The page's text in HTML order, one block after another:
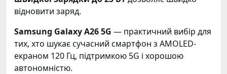
відновити заряд.
Samsung Galaxy A26 5G — практичний вибір для
тих, хто шукає сучасний смартфон з AMOLED-
екраном 120 Гц, підтримкою 5G і хорошою
автономністю.